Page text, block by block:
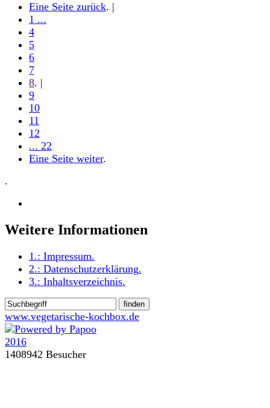
Eine Seite zurück. |
1 ...
4
5
6
7
8. |
9
10
11
12
... 22
Eine Seite weiter.
.
Weitere Informationen
1.: Impressum.
2.: Datenschutzerklärung.
3.: Inhaltsverzeichnis.
www.vegetarische-kochbox.de
1408942 Besucher